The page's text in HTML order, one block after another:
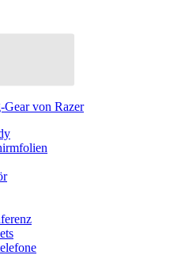
Gear von Razer